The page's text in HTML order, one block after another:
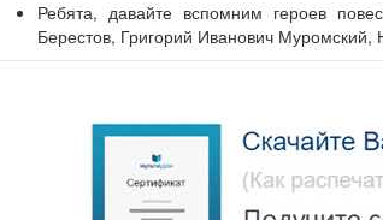
Ребята, давайте вспомним героев
Берестов, Григорий Иванович Муромский,
Давайте дадим краткую характеристику героям
Каким представляет нам А.С. Пушкин
уважаемый всеми барин, не любит всё